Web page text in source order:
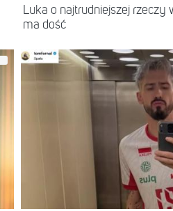
Luka o najtrudniejszej rzeczy
ma dość